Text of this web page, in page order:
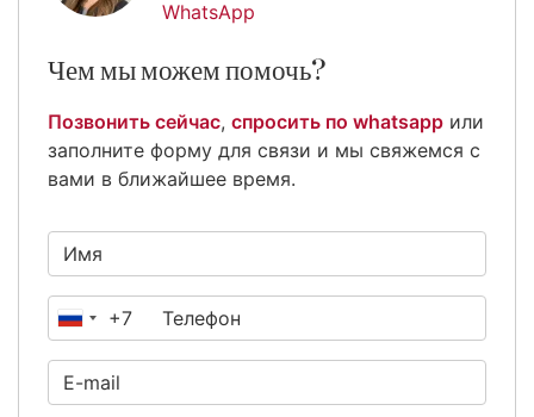
WhatsApp
Чем мы можем помочь?
Позвонить сейчас, спросить по whatsapp или
заполните форму для связи и мы свяжемся с
вами в ближайшее время.
Россия
+7